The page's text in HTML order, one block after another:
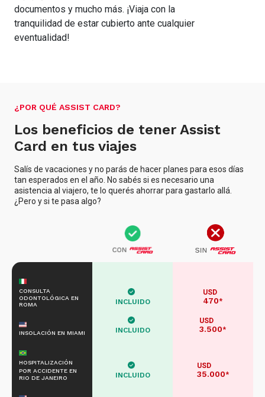
documentos y mucho más. ¡Viaja con la
tranquilidad de estar cubierto ante cualquier
eventualidad!
¿POR QUÉ ASSIST CARD?
Los beneficios de tener Assist
Card en tus viajes
Salís de vacaciones y no parás de hacer planes para esos días
tan esperados en el año. No sabés si es necesario una
asistencia al viajero, te lo querés ahorrar para gastarlo allá.
¿Pero y si te pasa algo?
CONSULTA
ODONTOLÓGICA EN
ROMA
INCLUIDO
USD
470*
INSOLACIÓN EN MIAMI INCLUIDO
USD
3.500*
HOSPITALIZACIÓN
POR ACCIDENTE EN
RIO DE JANEIRO
INCLUIDO
USD
35.000*